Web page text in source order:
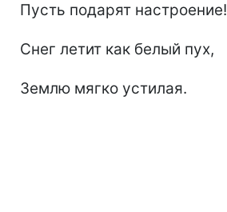
Пусть подарят настроение!
Снег летит как белый пух,
Землю мягко устилая.